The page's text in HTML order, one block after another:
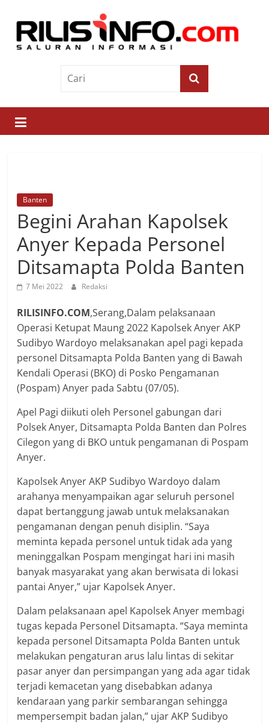
contentRilis
Saluran
Informasi
Banten
Begini Arahan Kapolsek
Anyer Kepada Personel
Ditsamapta Polda Banten
7 Mei 2022 Redaksi
RILISINFO.COM,Serang,Dalam pelaksanaan
Operasi Ketupat Maung 2022 Kapolsek Anyer AKP
Sudibyo Wardoyo melaksanakan apel pagi kepada
personel Ditsamapta Polda Banten yang di Bawah
Kendali Operasi (BKO) di Posko Pengamanan
(Pospam) Anyer pada Sabtu (07/05).
Apel Pagi diikuti oleh Personel gabungan dari
Polsek Anyer, Ditsamapta Polda Banten dan Polres
Cilegon yang di BKO untuk pengamanan di Pospam
Anyer.
Kapolsek Anyer AKP Sudibyo Wardoyo dalam
arahanya menyampaikan agar seluruh personel
dapat bertanggung jawab untuk melaksanakan
pengamanan dengan penuh disiplin. “Saya
meminta kepada personel untuk tidak ada yang
meninggalkan Pospam mengingat hari ini masih
banyak masyarakat yang akan berwisata di lokasi
pantai Anyer,” ujar Kapolsek Anyer.
Dalam pelaksanaan apel Kapolsek Anyer membagi
tugas kepada Personel Ditsamapta. “Saya meminta
kepada personel Ditsamapta Polda Banten untuk
melakukan pengaturan arus lalu lintas di sekitar
pasar anyer dan persimpangan yang ada agar tidak
terjadi kemacetan yang disebabkan adanya
kendaraan yang parkir sembarangan sehingga
mempersempit badan jalan,” ujar AKP Sudibyo